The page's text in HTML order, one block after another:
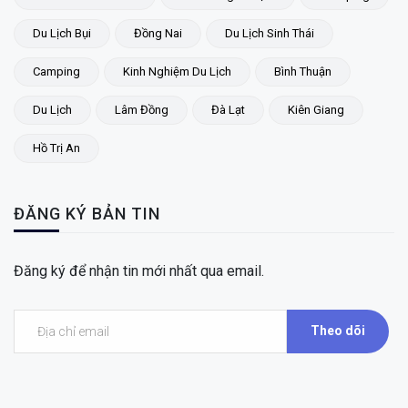
Du Lịch Bụi Đồng Nai Du Lịch Sinh Thái
Camping Kinh Nghiệm Du Lịch Bình Thuận
Du Lịch Lâm Đồng Đà Lạt Kiên Giang
Hồ Trị An
ĐĂNG KÝ BẢN TIN
Đăng ký để nhận tin mới nhất qua email.
Theo dõi